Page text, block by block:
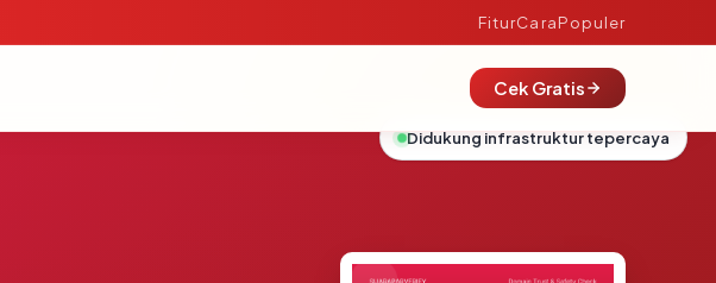
FiturCaraPopuler
Cek Gratis
Didukung infrastruktur tepercaya